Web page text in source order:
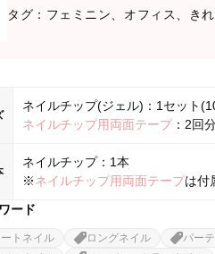
タグ：フェミニン、オフィス、き
ネイルチップ(ジェル)：1セット
ネイルチップ用両面テープ：2回
ネイルチップ：1本
※ネイルチップ用両面テープは付
ード
トネイル ロングネイル パー